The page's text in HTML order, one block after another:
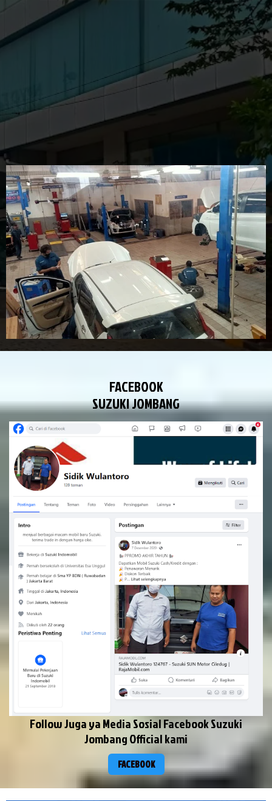
FACEBOOK
SUZUKI JOMBANG
Follow Juga ya Media Sosial Facebook Suzuki
Jombang Official kami
FACEBOOK